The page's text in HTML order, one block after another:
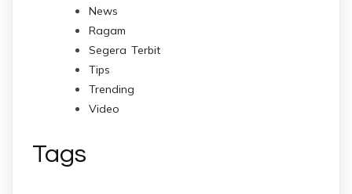
News
Ragam
Segera Terbit
Tips
Trending
Video
Tags